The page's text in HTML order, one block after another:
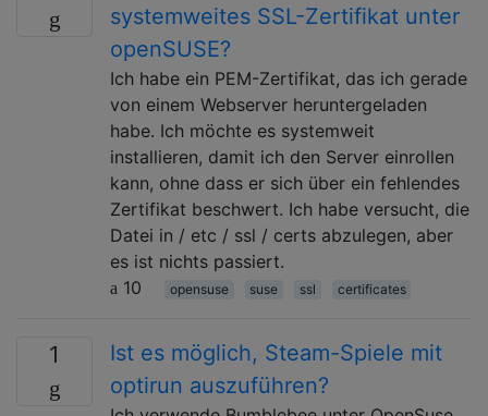
systemweites SSL-Zertifikat unter
openSUSE?
Ich habe ein PEM-Zertifikat, das ich gerade
von einem Webserver heruntergeladen
habe. Ich möchte es systemweit
installieren, damit ich den Server einrollen
kann, ohne dass er sich über ein fehlendes
Zertifikat beschwert. Ich habe versucht, die
Datei in / etc / ssl / certs abzulegen, aber
es ist nichts passiert.
10
opensuse suse ssl certificates
1
Ist es möglich, Steam-Spiele mit
optirun auszuführen?